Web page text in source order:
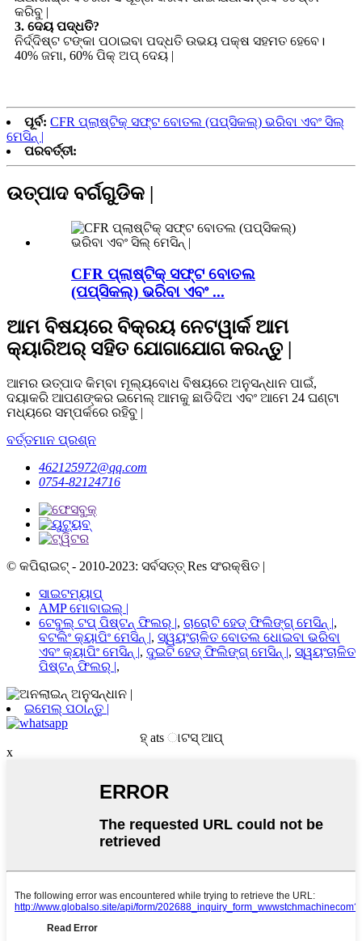
କରିବୁ |
3. ଦେୟ ପଦ୍ଧତି?
ନିର୍ଦ୍ଦିଷ୍ଟ ଟଙ୍କା ପଠାଇବା ପଦ୍ଧତି ଉଭୟ ପକ୍ଷ ସହମତ ହେବେ।
40% ଜମା, 60% ପିକ୍ ଅପ୍ ଦେୟ |
ପୂର୍ବ: CFR ପ୍ଲାଷ୍ଟିକ୍ ସଫ୍ଟ ବୋତଲ (ପପ୍ସିକଲ୍) ଭରିବା ଏବଂ ସିଲ୍
ମେସିନ୍ |
ପରବର୍ତ୍ତୀ:
ଉତ୍ପାଦ ବର୍ଗଗୁଡିକ |
CFR ପ୍ଲାଷ୍ଟିକ୍ ସଫ୍ଟ ବୋତଲ
(ପପ୍ସିକଲ୍) ଭରିବା ଏବଂ ...
ଆମ ବିଷୟରେ ବିକ୍ରୟ ନେଟୱାର୍କ ଆମ
କ୍ୟାରିଅର୍ ସହିତ ଯୋଗାଯୋଗ କରନ୍ତୁ |
ଆମର ଉତ୍ପାଦ କିମ୍ବା ମୂଲ୍ୟବୋଧ ବିଷୟରେ ଅନୁସନ୍ଧାନ ପାଇଁ,
ଦୟାକରି ଆପଣଙ୍କର ଇମେଲ୍ ଆମକୁ ଛାଡିଦିଅ ଏବଂ ଆମେ 24 ଘଣ୍ଟା
ମଧ୍ୟରେ ସମ୍ପର୍କରେ ରହିବୁ |
ବର୍ତ୍ତମାନ ପ୍ରଶ୍ନ
462125972@qq.com
0754-82124716
© କପିରାଇଟ୍ - 2010-2023: ସର୍ବସତ୍ତ୍ Res ସଂରକ୍ଷିତ |
ସାଇଟମ୍ୟାପ୍
AMP ମୋବାଇଲ୍ |
ଟେବୁଲ୍ ଟପ୍ ପିଷ୍ଟନ୍ ଫିଲର୍ |, ଚାରୋଟି ହେଡ୍ ଫିଲିଙ୍ଗ୍ ମେସିନ୍ |,
ବଟଲିଂ କ୍ୟାପିଂ ମେସିନ୍ |, ସ୍ୱୟଂଚାଳିତ ବୋତଲ ଧୋଇବା ଭରିବା
ଏବଂ କ୍ୟାପିଂ ମେସିନ୍ |, ଦୁଇଟି ହେଡ୍ ଫିଲିଙ୍ଗ୍ ମେସିନ୍ |, ସ୍ୱୟଂଚାଳିତ
ପିଷ୍ଟନ୍ ଫିଲର୍ |,
ଇମେଲ୍ ପଠାନ୍ତୁ |
ହ୍ ats ାଟସ୍ ଆପ୍
x